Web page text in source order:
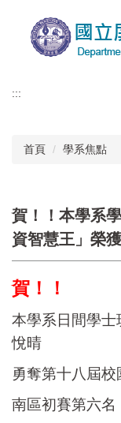
容
:::
首頁 學系焦點
賀！！本學系
資智慧王」榮
賀！！
本學系日間學
悅晴
勇奪第十八屆校
南區初賽第六名